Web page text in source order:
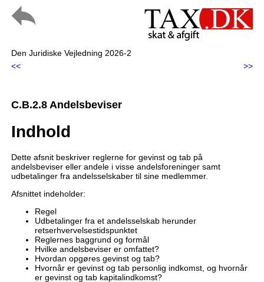
Den Juridiske Vejledning 2026-2
<<
>>
C.B.2.8 Andelsbeviser
Indhold
Dette afsnit beskriver reglerne for gevinst og tab på
andelsbeviser eller andele i visse andelsforeninger samt
udbetalinger fra andelsselskaber til sine medlemmer.
Afsnittet indeholder:
Regel
Udbetalinger fra et andelsselskab herunder
retserhvervelsestidspunktet
Reglernes baggrund og formål
Hvilke andelsbeviser er omfattet?
Hvordan opgøres gevinst og tab?
Hvornår er gevinst og tab personlig indkomst, og hvornår
er gevinst og tab kapitalindkomst?